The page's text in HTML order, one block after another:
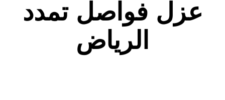
عزل فواصل تمدد
الرياض